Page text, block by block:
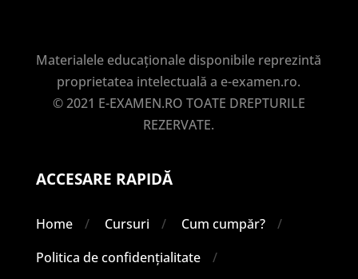
Materialele educaționale disponibile reprezintă
proprietatea intelectuală a e-examen.ro.
© 2021 E-EXAMEN.RO TOATE DREPTURILE
REZERVATE.
ACCESARE RAPIDĂ
Home Cursuri
Cum cumpăr?
Politica de confidențialitate